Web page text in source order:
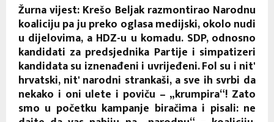
Žurna vijest: Krešo Beljak razmontirao Narodnu
koaliciju pa ju preko oglasa medijski, okolo nudi
u dijelovima, a HDZ-u u komadu. SDP, odnosno
kandidati za predsjednika Partije i simpatizeri
kandidata su iznenađeni i uvrijeđeni. Fol su i nit'
hrvatski, nit' narodni strankaši, a sve ih svrbi da
nekako i oni ulete i poviču – „krumpira“! Zato
smo u početku kampanje biračima i pisali: ne